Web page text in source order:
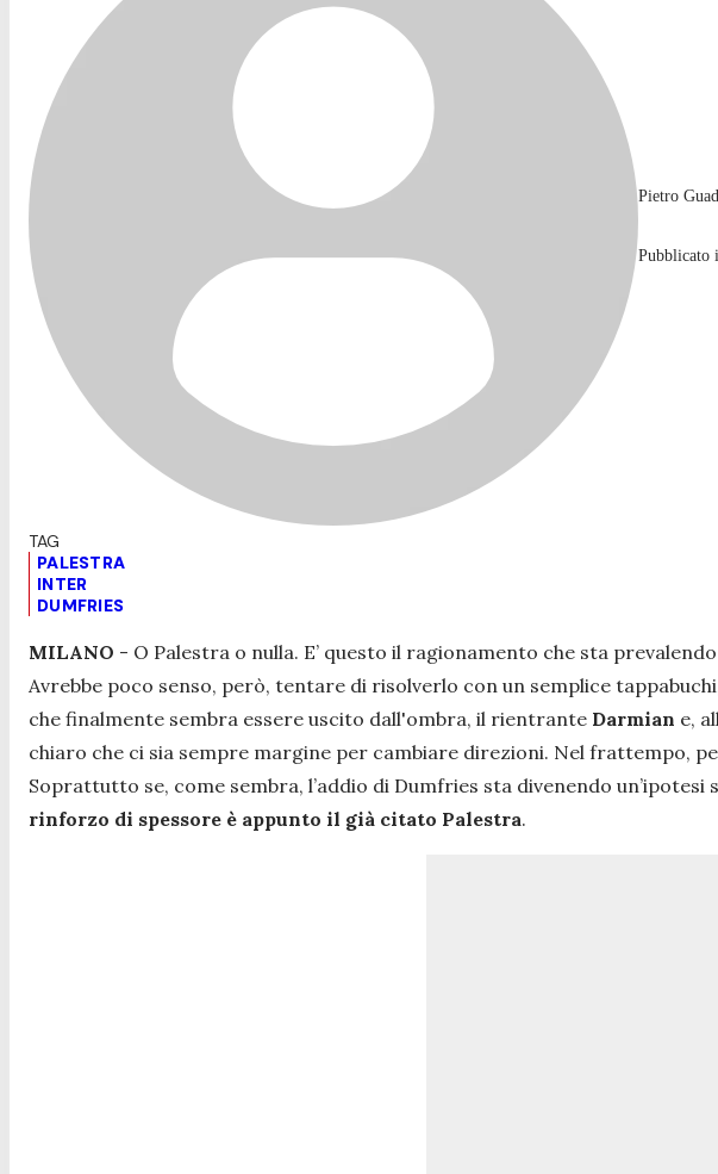
Pietro
Pubblicato
PALESTRA
INTER
DUMFRIES
MILANO - O Palestra o nulla. E’ questo il ragionamento che sta
Avrebbe poco senso, però, tentare di risolverlo con un semplice
che finalmente sembra essere uscito dall'ombra, il rientrante Darmian e,
chiaro che ci sia sempre margine per cambiare direzioni. Nel frattempo,
Soprattutto se, come sembra, l’addio di Dumfries sta divenendo
rinforzo di spessore è appunto il già citato Palestra.